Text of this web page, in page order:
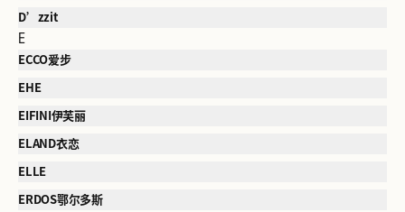
D’zzit
E
ECCO爱步
EHE
EIFINI伊芙丽
ELAND衣恋
ELLE
ERDOS鄂尔多斯